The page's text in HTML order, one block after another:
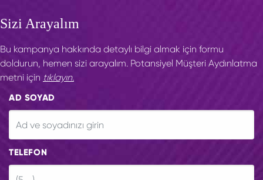
Sizi Arayalım
Bu kampanya hakkında detaylı bilgi almak için formu
doldurun, hemen sizi arayalım. Potansiyel Müşteri Aydınlatma
metni için tıklayın.
AD SOYAD
TELEFON